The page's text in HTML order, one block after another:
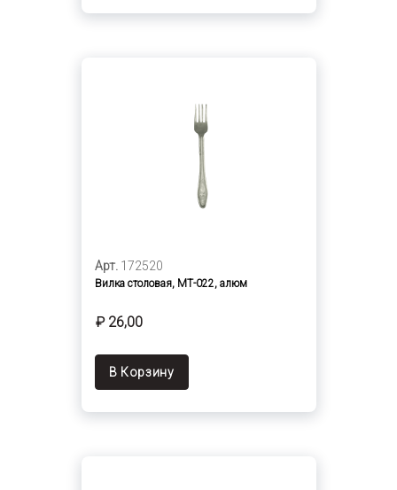
Арт. 172520
Вилка столовая, МТ-022, алюм
₽ 26,00
В Корзину